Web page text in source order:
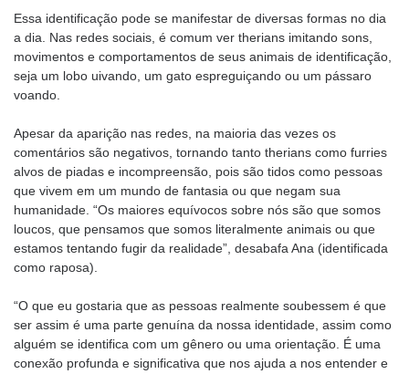
Essa identificação pode se manifestar de diversas formas no dia
a dia. Nas redes sociais, é comum ver therians imitando sons,
movimentos e comportamentos de seus animais de identificação,
seja um lobo uivando, um gato espreguiçando ou um pássaro
voando.
Apesar da aparição nas redes, na maioria das vezes os
comentários são negativos, tornando tanto therians como furries
alvos de piadas e incompreensão, pois são tidos como pessoas
que vivem em um mundo de fantasia ou que negam sua
humanidade. “Os maiores equívocos sobre nós são que somos
loucos, que pensamos que somos literalmente animais ou que
estamos tentando fugir da realidade”, desabafa Ana (identificada
como raposa).
“O que eu gostaria que as pessoas realmente soubessem é que
ser assim é uma parte genuína da nossa identidade, assim como
alguém se identifica com um gênero ou uma orientação. É uma
conexão profunda e significativa que nos ajuda a nos entender e